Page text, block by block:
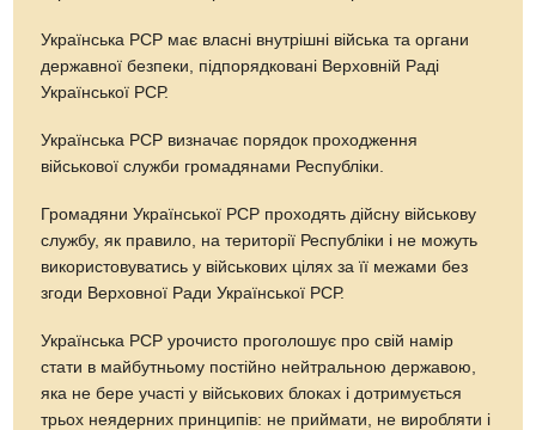
Українська РСР має власні внутрішні війська та органи
державної безпеки, підпорядковані Верховній Раді
Української РСР.
Українська РСР визначає порядок проходження
військової служби громадянами Республіки.
Громадяни Української РСР проходять дійсну військову
службу, як правило, на території Республіки і не можуть
використовуватись у військових цілях за її межами без
згоди Верховної Ради Української РСР.
Українська РСР урочисто проголошує про свій намір
стати в майбутньому постійно нейтральною державою,
яка не бере участі у військових блоках і дотримується
трьох неядерних принципів: не приймати, не виробляти і